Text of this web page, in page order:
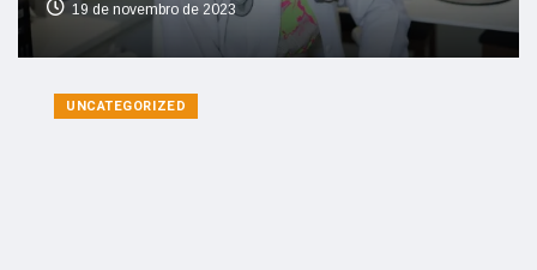
19 de novembro de 2023
UNCATEGORIZED